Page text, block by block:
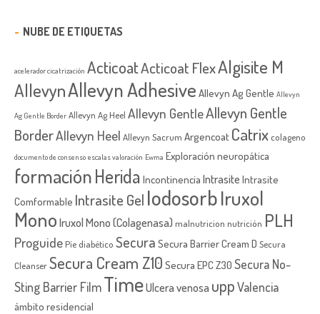
NUBE DE ETIQUETAS
acelerador cicatrización ActicoatActicoat FlexAlgisite M
AllevynAllevyn Adhesive Allevyn Ag Gentle Allevyn
Ag Gentle Border Allevyn Ag Heel Allevyn GentleAllevyn Gentle
BorderAllevyn Heel Allevyn Sacrum Argencoat Catrix colageno
documento de consenso escalas valoración Ewma Exploración neuropática
formaciónHerida Incontinencia Intrasite Intrasite
Comformable Intrasite Gel IodosorbIruxol
MonoIruxol Mono (Colagenasa) malnutricion nutrición PLH
Proguide Píe diabético Secura Secura Barrier Cream D Secura
CleanserSecura Cream Z10 Secura EPC Z30 Secura No-
Sting Barrier FilmTimeUlcera venosa uppValencia
ámbito residencial